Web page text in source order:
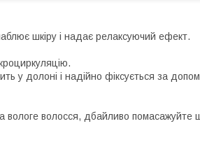
шкіру і надає релаксуючий ефект.
у долоні і надійно фіксується за
вологе волосся, дбайливо помасажуйте